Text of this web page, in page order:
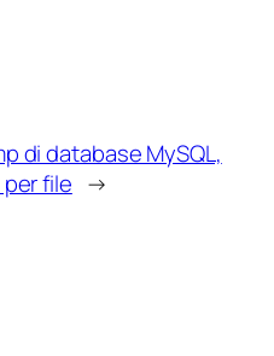
di database MySQL,
file →